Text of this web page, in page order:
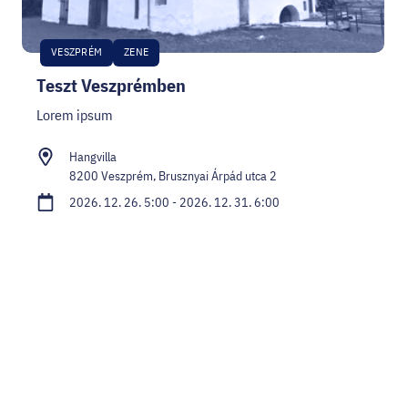
Teszt Veszprémben
VESZPRÉM ZENE
Lorem ipsum
Hangvilla
8200 Veszprém, Brusznyai Árpád utca 2
2026. 12. 26. 5:00 - 2026. 12. 31. 6:00